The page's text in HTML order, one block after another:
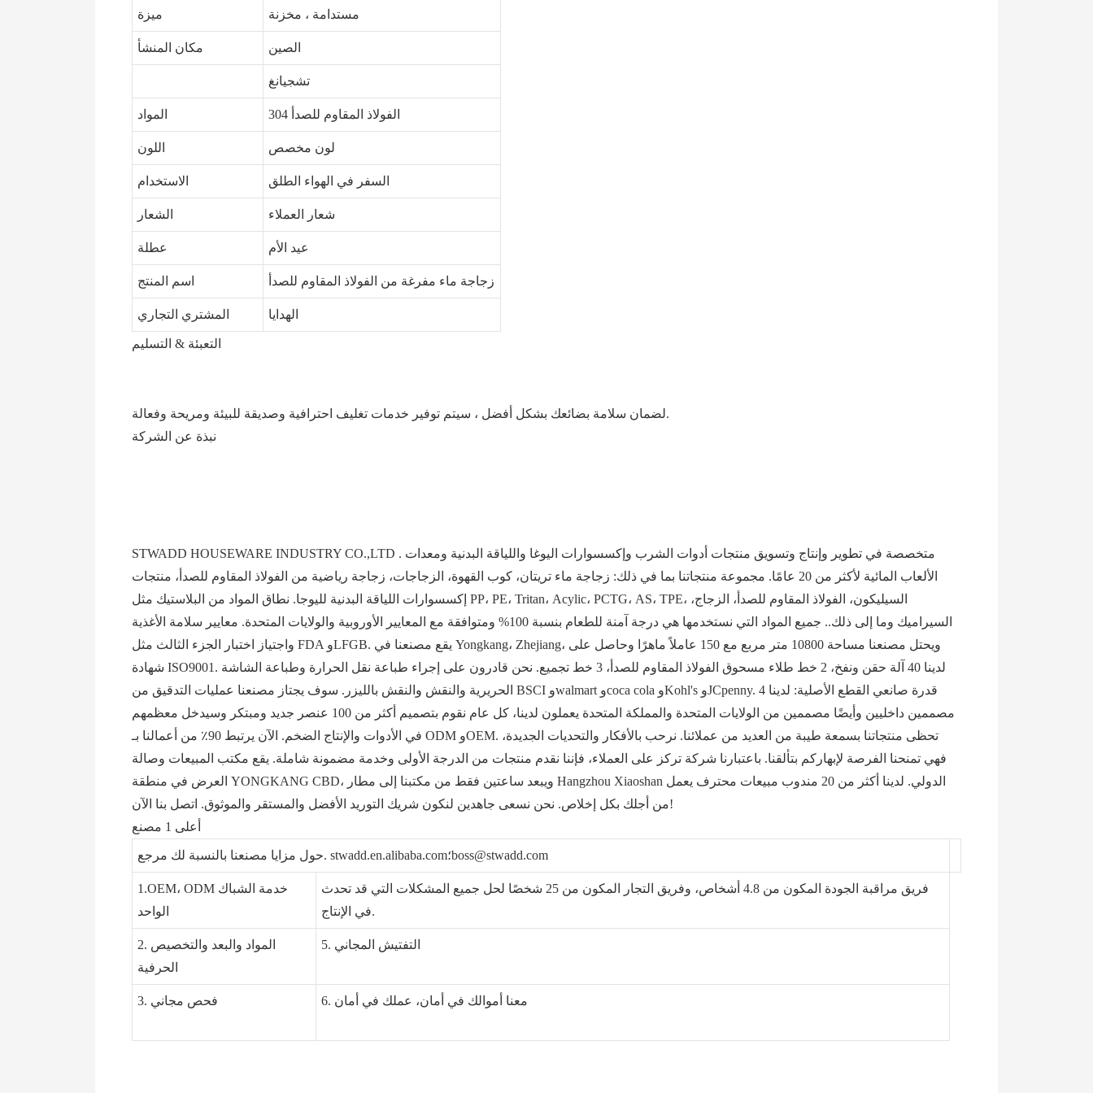
ميزة مستدامة ، مخزنة
مكان المنشأ الصين
تشجيانغ
المواد 304 الفولاذ المقاوم للصدأ
اللون لون مخصص
الاستخدام السفر في الهواء الطلق
الشعار شعار العملاء
عطلة عيد الأم
اسم المنتج زجاجة ماء مفرغة من الفولاذ المقاوم للصدأ
المشتري التجاري الهدايا
التعبئة & التسليم
لضمان سلامة بضائعك بشكل أفضل ، سيتم توفير خدمات تغليف احترافية وصديقة للبيئة ومريحة وفعالة.
نبذة عن الشركة
STWADD HOUSEWARE INDUSTRY CO.,LTD . متخصصة في تطوير وإنتاج وتسويق منتجات أدوات الشرب وإكسسوارات اليوغا واللياقة البدنية ومعدات
الألعاب المائية لأكثر من 20 عامًا. مجموعة منتجاتنا بما في ذلك: زجاجة ماء تريتان، كوب القهوة، الزجاجات، زجاجة رياضية من الفولاذ المقاوم للصدأ، منتجات
إكسسوارات اللياقة البدنية لليوجا. نطاق المواد من البلاستيك مثل PP، PE، Tritan، Acylic، PCTG، AS، TPE، السيليكون، الفولاذ المقاوم للصدأ، الزجاج،
السيراميك وما إلى ذلك.. جميع المواد التي نستخدمها هي درجة آمنة للطعام بنسبة 100% ومتوافقة مع المعايير الأوروبية والولايات المتحدة. معايير سلامة الأغذية
واجتياز اختبار الجزء الثالث مثل FDA وLFGB. يقع مصنعنا في Yongkang، Zhejiang، ويحتل مصنعنا مساحة 10800 متر مربع مع 150 عاملاً ماهرًا وحاصل على
شهادة ISO9001. لدينا 40 آلة حقن ونفخ، 2 خط طلاء مسحوق الفولاذ المقاوم للصدأ، 3 خط تجميع. نحن قادرون على إجراء طباعة نقل الحرارة وطباعة الشاشة
الحريرية والنقش والنقش بالليزر. سوف يجتاز مصنعنا عمليات التدقيق من BSCI وwalmart وcoca cola وKohl's وJCpenny. قدرة صانعي القطع الأصلية: لدينا 4
مصممين داخليين وأيضًا مصممين من الولايات المتحدة والمملكة المتحدة يعملون لدينا، كل عام نقوم بتصميم أكثر من 100 عنصر جديد ومبتكر وسيدخل معظمهم
في الأدوات والإنتاج الضخم. الآن يرتبط 90٪ من أعمالنا بـ ODM وOEM. تحظى منتجاتنا بسمعة طيبة من العديد من عملائنا. نرحب بالأفكار والتحديات الجديدة،
فهي تمنحنا الفرصة لإبهاركم بتألقنا. باعتبارنا شركة تركز على العملاء، فإننا نقدم منتجات من الدرجة الأولى وخدمة مضمونة شاملة. يقع مكتب المبيعات وصالة
العرض في منطقة YONGKANG CBD، ويبعد ساعتين فقط من مكتبنا إلى مطار Hangzhou Xiaoshan الدولي. لدينا أكثر من 20 مندوب مبيعات محترف يعمل
من أجلك بكل إخلاص. نحن نسعى جاهدين لنكون شريك التوريد الأفضل والمستقر والموثوق. اتصل بنا الآن!
أعلى 1 مصنع
حول مزايا مصنعنا بالنسبة لك مرجع. stwadd.en.alibaba.com؛boss@stwadd.com
1.OEM، ODM خدمة الشباك
الواحد
فريق مراقبة الجودة المكون من 4.8 أشخاص، وفريق التجار المكون من 25 شخصًا لحل جميع المشكلات التي قد تحدث
في الإنتاج.
2. المواد والبعد والتخصيص
الحرفية
5. التفتيش المجاني
3. فحص مجاني 6. معنا أموالك في أمان، عملك في أمان